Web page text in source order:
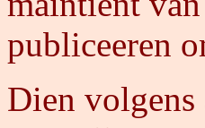
publiceeren
Dien volgens